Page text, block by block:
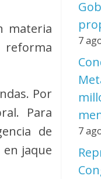
materia
Por
Para
de
jaque
7
7